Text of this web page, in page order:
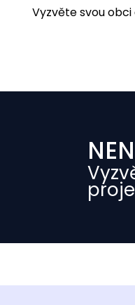
Vyzvěte svou